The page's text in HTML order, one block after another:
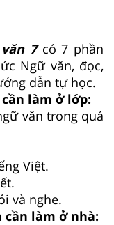
7 có 7 phần
Ngữ văn, đọc,
dẫn tự học.
làm ở lớp:
văn trong quá
Việt.
và nghe.
cần làm ở nhà: